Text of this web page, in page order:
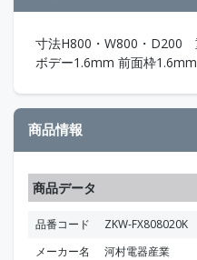
寸法H800・W800・D200
ボデー1.6mm 前面枠1.6mm
商品情報
商品データ
品番コード
ZKW-FX808020K
メーカー名
河村電器産業